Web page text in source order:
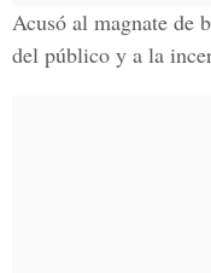
Acusó al magnate de
del público y a la